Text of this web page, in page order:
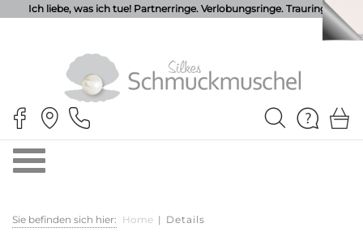
Ich liebe, was ich tue! Partnerringe. Verlobungsringe. Trauringe.
Sie befinden sich hier: Home | Details